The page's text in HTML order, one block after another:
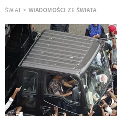
ŚWIAT WIADOMOŚCI ZE ŚWIATA